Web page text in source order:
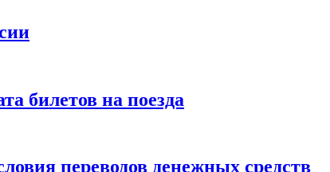
билетов на поезда
переводов денежных средств